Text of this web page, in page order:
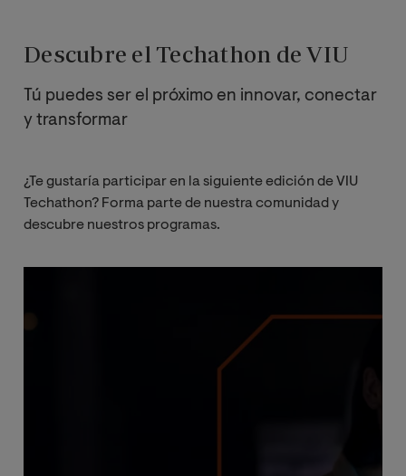
Descubre el Techathon de VIU
Tú puedes ser el próximo en innovar, conectar
y transformar
¿Te gustaría participar en la siguiente edición de VIU
Techathon? Forma parte de nuestra comunidad y
descubre nuestros programas.